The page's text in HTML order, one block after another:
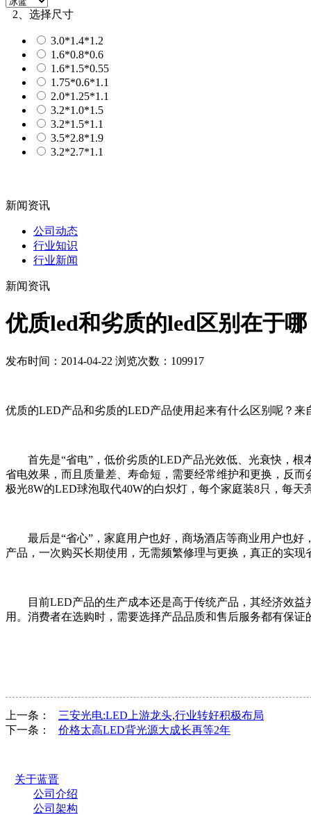
2、选择尺寸
3.0*1.4*1.2
1.6*0.8*0.6
1.6*1.5*0.55
1.75*0.6*1.1
2.0*1.25*1.1
3.2*1.0*1.5
3.2*1.5*1.1
3.5*2.8*1.9
3.2*2.7*1.1
新闻资讯
公司动态
行业知识
行业新闻
新闻资讯
优质led和劣质的led区别在于哪
发布时间：2014-04-22 浏览次数：109917
优质的LED产品和劣质的LED产品使用起来有什么区别呢？来
首先是“省电”，低价劣质的LED产品光效低、光衰快，根
省电效果，而且质量差、寿命短，需要经常维护和更换，反
极光8W的LED球泡取代40W的白炽灯，每个家庭装8只，每天
最后是“省心”，家庭用户也好，商场酒店等商业用户也好
产品，一次购买长期使用，无需频繁修理与更换，真正的实现
目前LED产品的生产成本还是高于传统产品，其经济效益
用。消费者在选购时，需要选择产品品质和售后服务都有保
上一条： 三安光电:LED上游龙头,行业转好积极布局
下一条： 价格太高LED背光源大成长再等2年
关于蓝晋
公司介绍
公司架构